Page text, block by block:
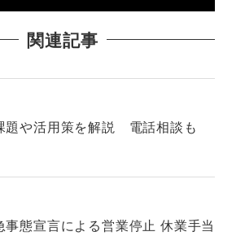
関連記事
題や活用策を解説 電話相談も
態宣言による営業停止 休業手当